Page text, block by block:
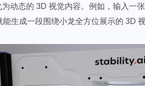
为动态的 3D 视觉内容。例如，输入一
生成一段围绕小龙全方位展示的 3D